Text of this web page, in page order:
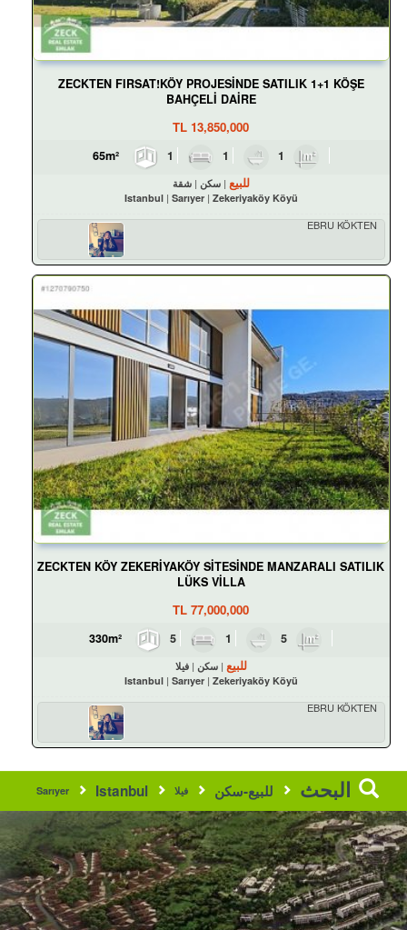
ZECKTEN FIRSAT!KÖY PROJESİNDE SATILIK 1+1 KÖŞE
BAHÇELİ DAİRE
TL 13,850,000
1 1
1
للبيع
سكن
شقة
Istanbul
Sarıyer Zekeriyaköy Köyü
EBRU KÖKTEN
ZECKTEN KÖY ZEKERİYAKÖY SİTESİNDE MANZARALI SATILIK
LÜKS VİLLA
TL 77,000,000
5 1
5
للبيع
سكن
فيلا
Istanbul
Sarıyer Zekeriyaköy Köyü
EBRU KÖKTEN
البحث للبيع-سكن فيلا Istanbul
Sarıyer